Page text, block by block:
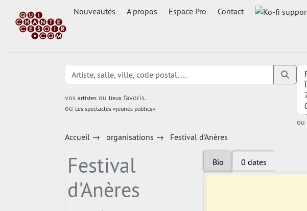
Nouveautés A propos Espace Pro Contact
vos artistesou lieuxfavoris.
ou Les spectacles «jeunes publics»
ou
Accueil→ organisations → Festival d'Anères
Festival
d'Anères
Bio 0 dates